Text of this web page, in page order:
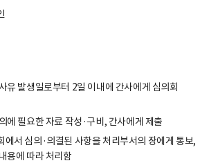
유 발생일로부터 2일 이내에 간사에게 심의회
에 필요한 자료 작성·구비, 간사에게 제출
에서 심의·의결된 사항을 처리부서의 장에게 통보,
용에 따라 처리함